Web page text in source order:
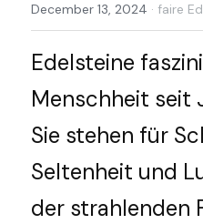
ALL
VERLOBUNGSRINGE
VERLOBUNGSRING
TRAURINGE
KONFIGURATOR
TRANSPARENZ
WERKSTATT
METALLE
STEINE
ÜBER UNS
LISA
KONTAKT
BLOG
WORKSHOP
December 13, 2024 · faire
Edelsteine
Menschheit seit
Sie stehen für
Seltenheit und
der strahlenden
Fairmined und Fairtrade
wood
water
impressions
knit